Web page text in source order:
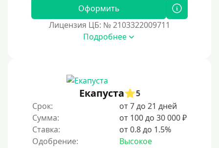
Оформить
Лицензия ЦБ: № 2103322009711
Подробнее
Екапуста
5
Срок:
от 7 до 21 дней
Сумма:
от 100 до 30 000 ₽
Ставка:
от 0.8 до 1.5%
Одобрение:
Высокое